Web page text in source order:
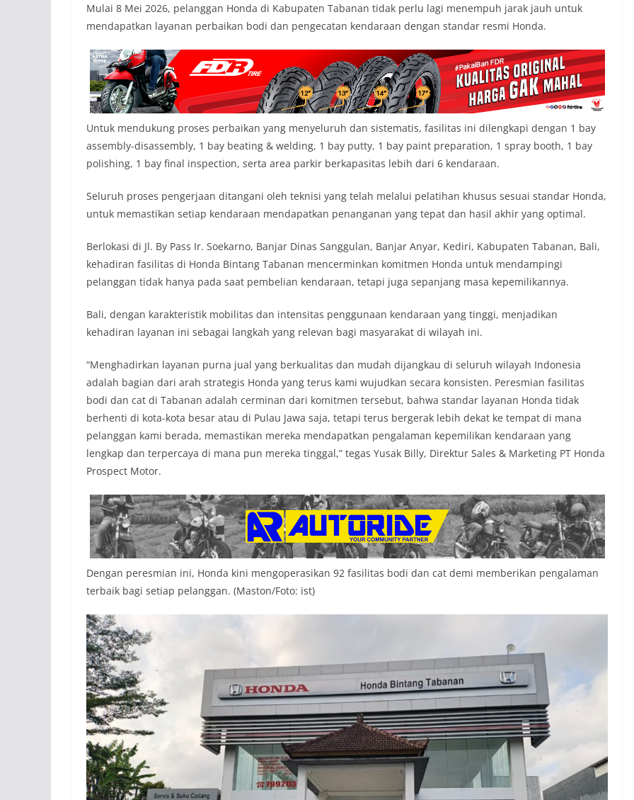
Mulai 8 Mei 2026, pelanggan Honda di Kabupaten Tabanan tidak perlu lagi menempuh jarak jauh untuk
mendapatkan layanan perbaikan bodi dan pengecatan kendaraan dengan standar resmi Honda.
Untuk mendukung proses perbaikan yang menyeluruh dan sistematis, fasilitas ini dilengkapi dengan 1 bay
assembly-disassembly, 1 bay beating & welding, 1 bay putty, 1 bay paint preparation, 1 spray booth, 1 bay
polishing, 1 bay final inspection, serta area parkir berkapasitas lebih dari 6 kendaraan.
Seluruh proses pengerjaan ditangani oleh teknisi yang telah melalui pelatihan khusus sesuai standar Honda,
untuk memastikan setiap kendaraan mendapatkan penanganan yang tepat dan hasil akhir yang optimal.
Berlokasi di Jl. By Pass Ir. Soekarno, Banjar Dinas Sanggulan, Banjar Anyar, Kediri, Kabupaten Tabanan, Bali,
kehadiran fasilitas di Honda Bintang Tabanan mencerminkan komitmen Honda untuk mendampingi
pelanggan tidak hanya pada saat pembelian kendaraan, tetapi juga sepanjang masa kepemilikannya.
Bali, dengan karakteristik mobilitas dan intensitas penggunaan kendaraan yang tinggi, menjadikan
kehadiran layanan ini sebagai langkah yang relevan bagi masyarakat di wilayah ini.
“Menghadirkan layanan purna jual yang berkualitas dan mudah dijangkau di seluruh wilayah Indonesia
adalah bagian dari arah strategis Honda yang terus kami wujudkan secara konsisten. Peresmian fasilitas
bodi dan cat di Tabanan adalah cerminan dari komitmen tersebut, bahwa standar layanan Honda tidak
berhenti di kota-kota besar atau di Pulau Jawa saja, tetapi terus bergerak lebih dekat ke tempat di mana
pelanggan kami berada, memastikan mereka mendapatkan pengalaman kepemilikan kendaraan yang
lengkap dan terpercaya di mana pun mereka tinggal,” tegas Yusak Billy, Direktur Sales & Marketing PT Honda
Prospect Motor.
Dengan peresmian ini, Honda kini mengoperasikan 92 fasilitas bodi dan cat demi memberikan pengalaman
terbaik bagi setiap pelanggan. (Maston/Foto: ist)